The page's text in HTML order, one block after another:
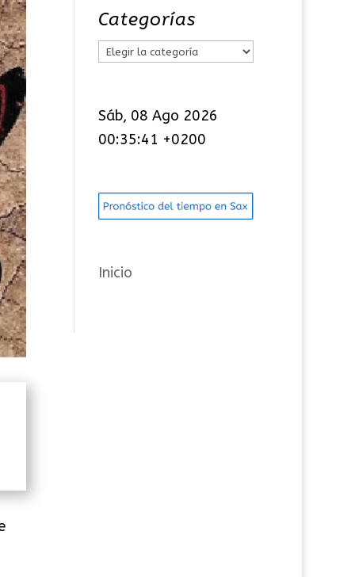
Categorías
C
e
g
r
í
s
Sáb, 08 Ago 2026
00:35:42 +0200
Inicio